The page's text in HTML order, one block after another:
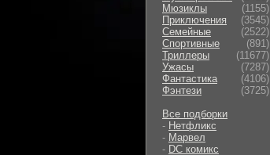
Мюзиклы
(1155)
Приключения
(3545)
Семейные
(2522)
Cпортивные
(891)
Триллеры
(11677)
Ужасы
(7287)
Фантастика
(4106)
Фэнтези
(3725)
Все подборки
- Нетфликс
- Марвел
- DC комикс